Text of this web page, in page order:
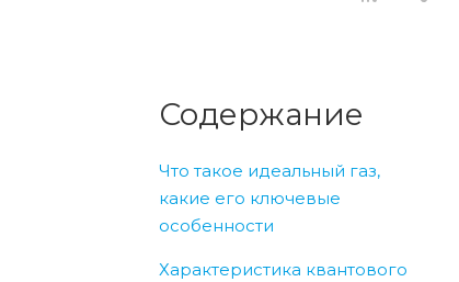
Содержание
Что такое идеальный газ,
какие его ключевые
особенности
Характеристика квантового